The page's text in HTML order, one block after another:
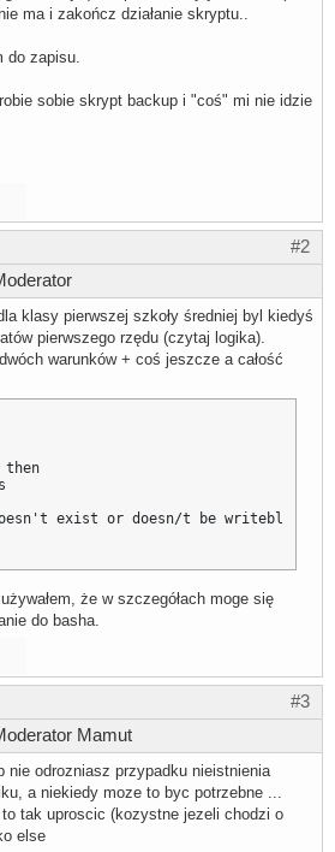
ma i zakończ działanie skryptu..
do zapisu.
sobie skrypt backup i "coś" mi nie idzie
#2
klasy pierwszej szkoły średniej byl kiedyś
pierwszego rzędu (czytaj logika).
warunków + coś jeszcze a całość
exist or doesn/t be writeble "
że w szczegółach moge się
do basha.
#3
Mamut
nie odrozniasz przypadku nieistnienia
a niekiedy moze to byc potrzebne ...
tak uproscic (kozystne jezeli chodzi o
else